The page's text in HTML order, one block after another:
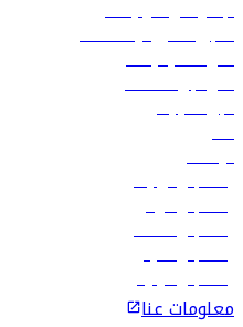
الإعلان على متن رحلاتنا
تسجيل الدخول لوكلاء السفر
أدنى أسعار الرحلات
فلاي دبي للعطلات
تأجير السيارات
فنادق
الوظائف
رحلات إلى تبيليسي
رحلات إلى الرياض
رحلات إلى مسقط
رحلات إلى ماليه
رحلات إلى كولومبو
معلومات عنا